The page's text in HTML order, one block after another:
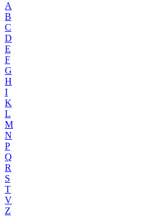
A
B
C
D
E
F
G
H
I
K
L
M
N
P
Q
R
S
T
V
Z